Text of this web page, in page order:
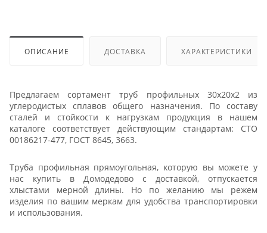
ОПИСАНИЕ ДОСТАВКА ХАРАКТЕРИСТИКИ
Предлагаем сортамент труб профильных 30х20х2 из
углеродистых сплавов общего назначения. По составу
сталей и стойкости к нагрузкам продукция в нашем
каталоге соответствует действующим стандартам: СТО
00186217-477, ГОСТ 8645, 3663.
Труба профильная прямоугольная, которую вы можете у
нас купить в Домодедово с доставкой, отпускается
хлыстами мерной длины. Но по желанию мы режем
изделия по вашим меркам для удобства транспортировки
и использования.